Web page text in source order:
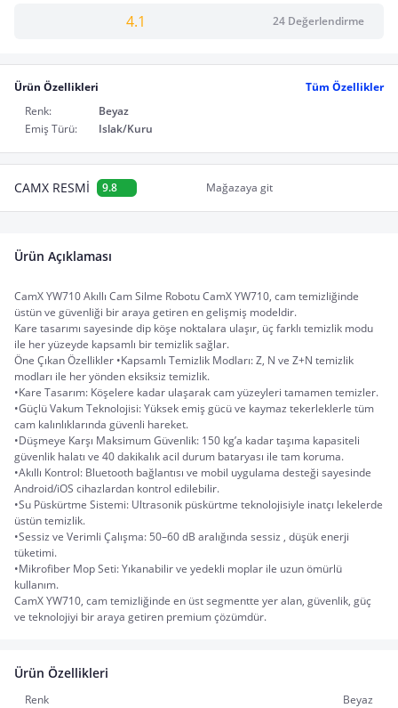
4.1 24 Değerlendirme
Ürün Özellikleri
Tüm Özellikler
Renk:
Beyaz
Emiş Türü:
Islak/Kuru
CAMX RESMİ 9.8 Mağazaya git
Ürün Açıklaması
CamX YW710 Akıllı Cam Silme Robotu CamX YW710, cam temizliğinde
üstün ve güvenliği bir araya getiren en gelişmiş modeldir.
Kare tasarımı sayesinde dip köşe noktalara ulaşır, üç farklı temizlik modu
ile her yüzeyde kapsamlı bir temizlik sağlar.
Öne Çıkan Özellikler •Kapsamlı Temizlik Modları: Z, N ve Z+N temizlik
modları ile her yönden eksiksiz temizlik.
•Kare Tasarım: Köşelere kadar ulaşarak cam yüzeyleri tamamen temizler.
•Güçlü Vakum Teknolojisi: Yüksek emiş gücü ve kaymaz tekerleklerle tüm
cam kalınlıklarında güvenli hareket.
•Düşmeye Karşı Maksimum Güvenlik: 150 kg’a kadar taşıma kapasiteli
güvenlik halatı ve 40 dakikalık acil durum bataryası ile tam koruma.
•Akıllı Kontrol: Bluetooth bağlantısı ve mobil uygulama desteği sayesinde
Android/iOS cihazlardan kontrol edilebilir.
•Su Püskürtme Sistemi: Ultrasonik püskürtme teknolojisiyle inatçı lekelerde
üstün temizlik.
•Sessiz ve Verimli Çalışma: 50–60 dB aralığında sessiz , düşük enerji
tüketimi.
•Mikrofiber Mop Seti: Yıkanabilir ve yedekli moplar ile uzun ömürlü
kullanım.
CamX YW710, cam temizliğinde en üst segmentte yer alan, güvenlik, güç
ve teknolojiyi bir araya getiren premium çözümdür.
Ürün Özellikleri
Renk
Beyaz